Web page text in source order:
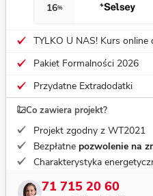
16%
TYLKO U NAS! Kurs
Pakiet Formalności 2026
Przydatne Extradodatki
Co zawiera projekt?
Projekt zgodny z WT2021
Bezpłatne pozwolenie na
Charakterystyka
71 715 20 60